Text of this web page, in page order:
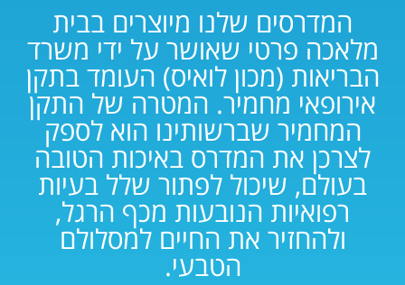
המדרסים שלנו מיוצרים בבית
מלאכה פרטי שאושר על ידי משרד
הבריאות (מכון לואיס) העומד בתקן
אירופאי מחמיר. המטרה של התקן
המחמיר שברשותינו הוא לספק
לצרכן את המדרס באיכות הטובה
בעולם, שיכול לפתור שלל בעיות
רפואיות הנובעות מכף הרגל,
ולהחזיר את החיים למסלולם
הטבעי.